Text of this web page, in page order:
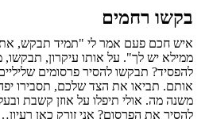
בקשו רחמים
איש חכם פעם אמר לי "תמיד תבקש,
ממילא יש לך". על אותו עיקרון,
להפסיד? תבקשו להסיר פרסומים
אותם. תביאו את הצד שלכם, תסבירו
משנה מה. אולי תיפלו על אוזן קשבת
להסיר את הפרסום? אני זורק כאן